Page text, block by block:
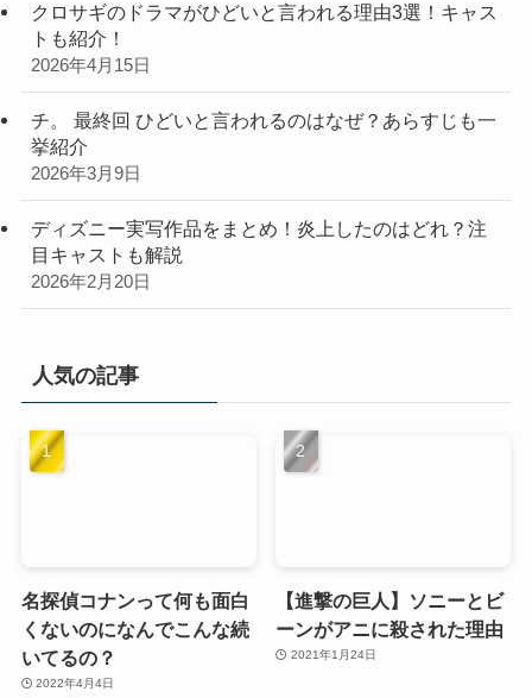
クロサギのドラマがひどいと言われる理由3選！キャス
トも紹介！
2026年4月15日
チ。 最終回 ひどいと言われるのはなぜ？あらすじも一
挙紹介
2026年3月9日
ディズニー実写作品をまとめ！炎上したのはどれ？注
目キャストも解説
2026年2月20日
人気の記事
名探偵コナンって何も面白
くないのになんでこんな続
いてるの？
2022年4月4日
【進撃の巨人】ソニーとビ
ーンがアニに殺された理由
2021年1月24日